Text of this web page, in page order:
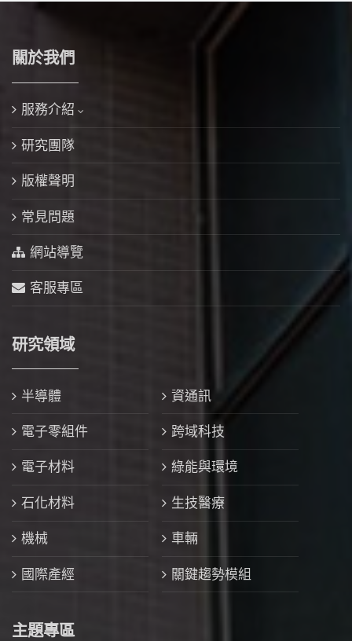
關於我們
服務介紹
研究團隊
版權聲明
常見問題
網站導覽
客服專區
研究領域
半導體 資通訊
電子零組件 跨域科技
電子材料 綠能與環境
石化材料 生技醫療
機械 車輛
國際產經 關鍵趨勢模組
主題專區